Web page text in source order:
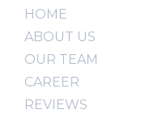
HOME
ABOUT US
OUR TEAM
CAREER
REVIEWS